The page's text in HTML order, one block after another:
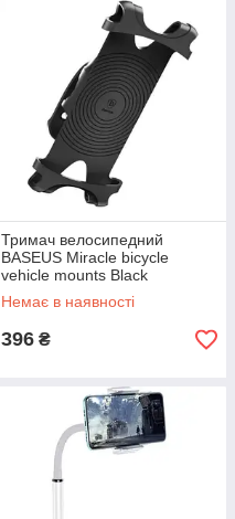
Тримач велосипедний
BASEUS Miracle bicycle
vehicle mounts Black
(N011329)
Немає в наявності
396 ₴